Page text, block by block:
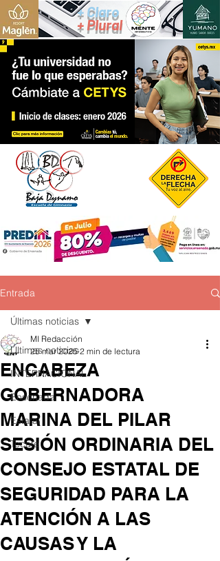
+ Claro
+ Plural
Entrada
Últimas noticias
INTERNACIONAL
Ensenada
Estatal
Tecate
Últimas noticias
ENCABEZA
GOBERNADORA
MARINA DEL PILAR
SESIÓN ORDINARIA DEL
CONSEJO ESTATAL DE
SEGURIDAD PARA LA
ATENCIÓN A LAS
CAUSAS Y LA
MI Redacción
25 mar 2025 2 min de lectura